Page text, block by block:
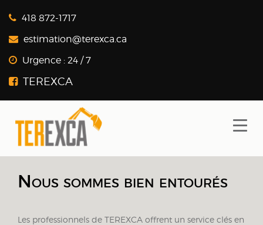
418 872-1717
estimation@terexca.ca
Urgence : 24 / 7
Nous sommes bien entourés
Les professionnels de TEREXCA offrent un service clés en